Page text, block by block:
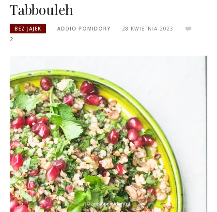
Tabbouleh
BEZ JAJEK ADDIO POMIDORY
28 KWIETNIA 2023
2